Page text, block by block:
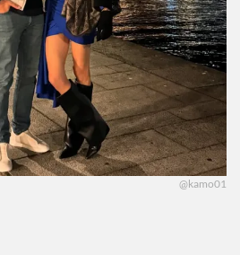
@kamo01